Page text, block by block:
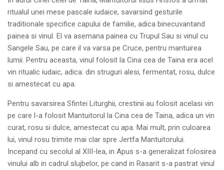
ritualul unei mese pascale iudaice, savarsind gesturile
traditionale specifice capului de familie, adica binecuvantand
painea si vinul. El va asemana painea cu Trupul Sau si vinul cu
Sangele Sau, pe care il va varsa pe Cruce, pentru mantuirea
lumii. Pentru aceasta, vinul folosit la Cina cea de Taina era acel
vin ritualic iudaic, adica: din struguri alesi, fermentat, rosu, dulce
si amestecat cu apa.
Pentru savarsirea Sfintei Liturghii, crestinii au folosit acelasi vin
pe care l-a folosit Mantuitorul la Cina cea de Taina, adica un vin
curat, rosu si dulce, amestecat cu apa. Mai mult, prin culoarea
lui, vinul rosu trimite mai clar spre Jertfa Mantuitorului.
Incepand cu secolul al XIII-lea, in Apus s-a generalizat folosirea
vinului alb in cadrul slujbelor, pe cand in Rasarit s-a pastrat vinul